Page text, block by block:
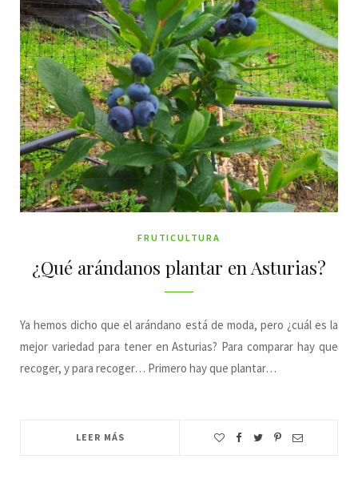
FRUTICULTURA
¿Qué arándanos plantar en Asturias?
Ya hemos dicho que el arándano está de moda, pero ¿cuál es la
mejor variedad para tener en Asturias? Para comparar hay que
recoger, y para recoger… Primero hay que plantar…
LEER MÁS